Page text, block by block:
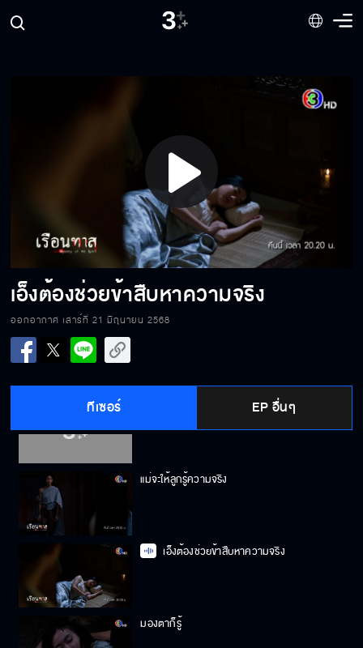
Play
Video
เอ็งต้องช่วยข้าสืบหาความจริง
ออกอากาศ เสาร์ที่ 21 มิถุนายน 2568
ทีเซอร์ EP อื่นๆ
รักกูไม่ใช่เหรอ
กูจะเป็นคุณหญิงแทนมันเอง
แม่จะให้ลูกรู้ความจริง
เอ็งต้องช่วยข้าสืบหาความจริง
มองตาก็รู้